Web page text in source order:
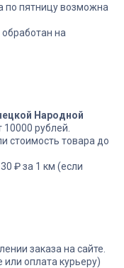
₽
по пятницу возможна
обработан на
Народной
10000 рублей.
стоимость товара до
30 ₽ за 1 км (если
заказа на сайте.
оплата курьеру)